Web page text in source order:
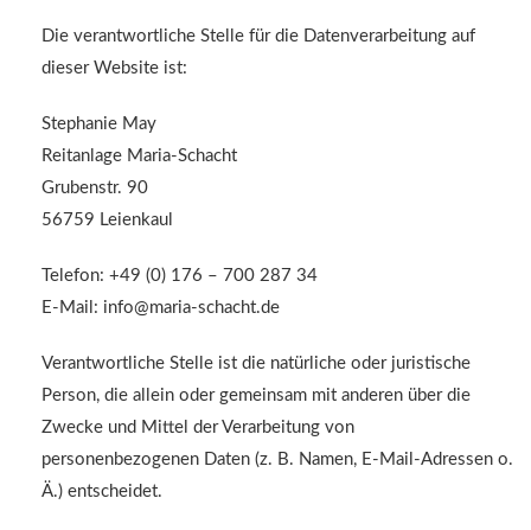
Die verantwortliche Stelle für die Datenverarbeitung auf
dieser Website ist:
Stephanie May
Reitanlage Maria-Schacht
Grubenstr. 90
56759 Leienkaul
Telefon: +49 (0) 176 – 700 287 34
E-Mail: info@maria-schacht.de
Verantwortliche Stelle ist die natürliche oder juristische
Person, die allein oder gemeinsam mit anderen über die
Zwecke und Mittel der Verarbeitung von
personenbezogenen Daten (z. B. Namen, E-Mail-Adressen o.
Ä.) entscheidet.